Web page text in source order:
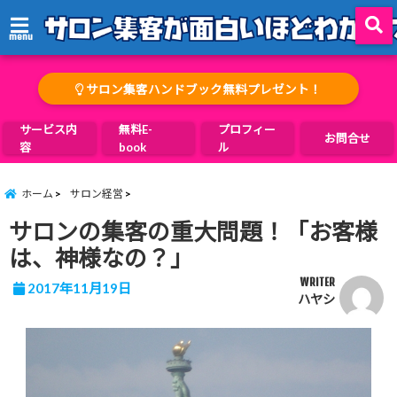
menu
サロン集客ハンドブック無料プレゼント！
サービス内
容
無料E-
book
プロフィー
ル
お問合せ
ホーム サロン経営
サロンの集客の重大問題！「お客様
は、神様なの？」
2017年11月19日 WRITER
ハヤシ